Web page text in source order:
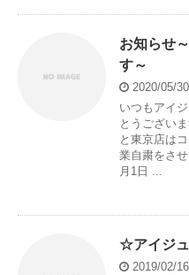
お知らせ
す～
2020/05/30
いつもアイ
とうござい
と東京店は
業自粛をさ
月1日 ...
☆アイジ
2019/02/16